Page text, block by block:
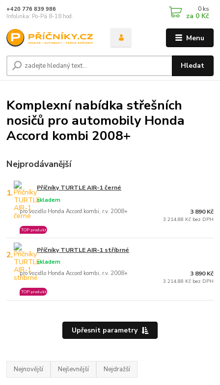
Menu
Hledat
+420 776 839 986
Infolinka: Po-Pá 8-18 hod.
0 ks
za 0 Kč
Komplexní nabídka střešních
nosičů pro automobily Honda
Accord kombi 2008+
Nejprodávanější
1. Příčníky TURTLE AIR-1 černé
pro vozidlo Honda Accord kombi, r.v. 2008+
skladem
TOP produkt
3 890 Kč
3 214,88 Kč bez DPH
2. Příčníky TURTLE AIR-1 stříbrné
pro vozidlo Honda Accord kombi, r.v. 2008+
skladem
TOP produkt
3 890 Kč
3 214,88 Kč bez DPH
Upřesnit parametry
Nejnovější Nejlevnější Nejdražší